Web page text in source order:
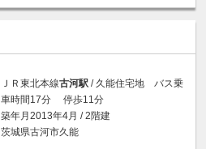
ＪＲ東北本線古河駅 / 久能住宅地 バス乗
車時間17分 停歩11分
築年月2013年4月 / 2階建
茨城県古河市久能